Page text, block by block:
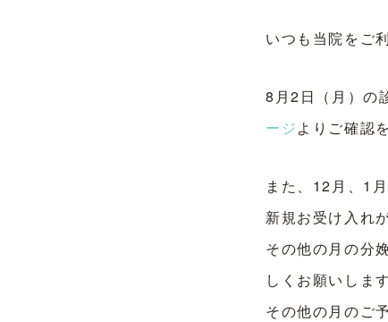
いつも当院をご
8月2日（月）の
ージよりご確認
また、12月、1
新規お受け入れ
その他の月の分
しくお願いしま
その他の月のご